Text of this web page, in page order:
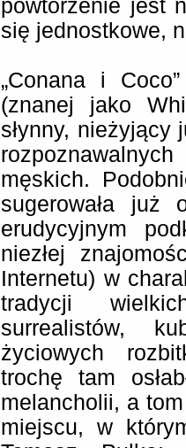
powtórzenie jest
się jednostkowe,
„Conana i
(znanej jako
słynny,
męskich.
sugerowała już
erudycyjnym
niezłej
Internetu) w
tradycji
surrealistów,
życiowych
trochę tam
melancholii, a
miejscu, w